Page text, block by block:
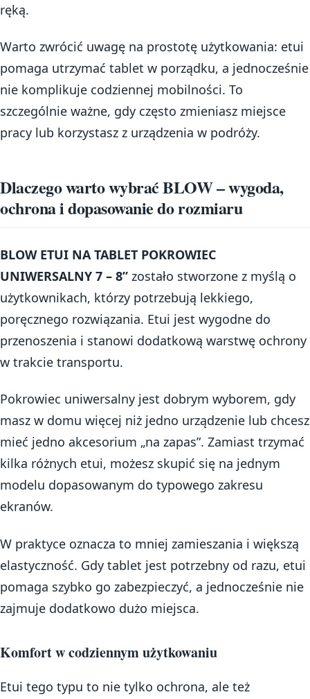
ręką.
Warto zwrócić uwagę na prostotę użytkowania: etui
pomaga utrzymać tablet w porządku, a jednocześnie
nie komplikuje codziennej mobilności. To
szczególnie ważne, gdy często zmieniasz miejsce
pracy lub korzystasz z urządzenia w podróży.
Dlaczego warto wybrać BLOW – wygoda,
ochrona i dopasowanie do rozmiaru
BLOW ETUI NA TABLET POKROWIEC
UNIWERSALNY 7 – 8” zostało stworzone z myślą o
użytkownikach, którzy potrzebują lekkiego,
poręcznego rozwiązania. Etui jest wygodne do
przenoszenia i stanowi dodatkową warstwę ochrony
w trakcie transportu.
Pokrowiec uniwersalny jest dobrym wyborem, gdy
masz w domu więcej niż jedno urządzenie lub chcesz
mieć jedno akcesorium „na zapas”. Zamiast trzymać
kilka różnych etui, możesz skupić się na jednym
modelu dopasowanym do typowego zakresu
ekranów.
W praktyce oznacza to mniej zamieszania i większą
elastyczność. Gdy tablet jest potrzebny od razu, etui
pomaga szybko go zabezpieczyć, a jednocześnie nie
zajmuje dodatkowo dużo miejsca.
Komfort w codziennym użytkowaniu
Etui tego typu to nie tylko ochrona, ale też